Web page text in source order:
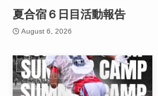
夏合宿６日目活動報告
August 6, 2026